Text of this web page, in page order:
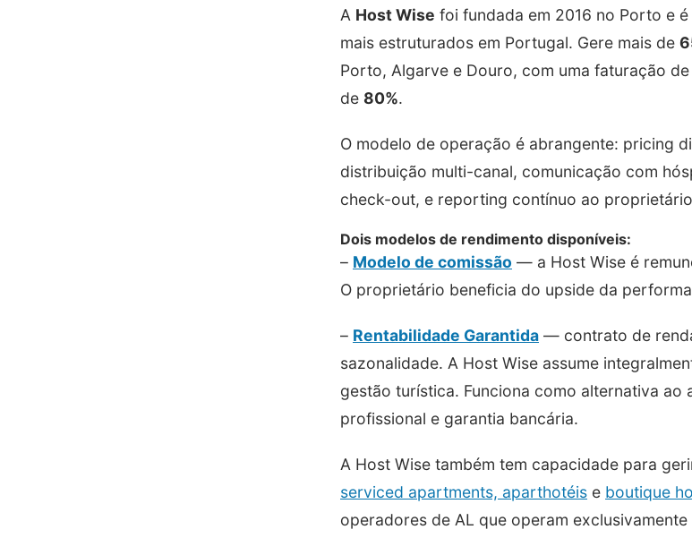
A Host Wise foi fundada em 2016 no Porto e
mais estruturados em Portugal. Gere mais de
Porto, Algarve e Douro, com uma faturação de
de 80%.
O modelo de operação é abrangente: pricing
distribuição multi-canal, comunicação com
check-out, e reporting contínuo ao
Dois modelos de rendimento disponíveis:
– Modelo de comissão — a Host Wise é
O proprietário beneficia do upside da
– Rentabilidade Garantida — contrato de
sazonalidade. A Host Wise assume
gestão turística. Funciona como alternativa
profissional e garantia bancária.
A Host Wise também tem capacidade para
serviced apartments, aparthotéis e boutique
operadores de AL que operam